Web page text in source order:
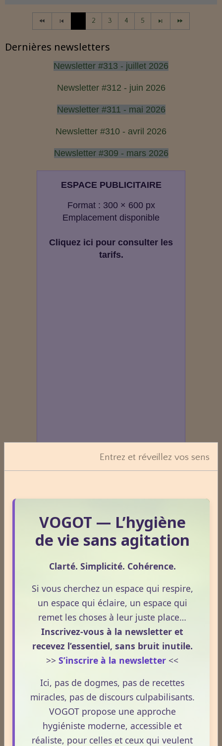
2 3 4 5
Dernières newsletters
Newsletter #313 - juillet 2026
Newsletter #312 - juin 2026
Newsletter #311 - mai 2026
Newsletter #310 - avril 2026
Newsletter #309 - mars 2026
ESPACE PUBLICITAIRE
Format : 300 × 600 px
Emplacement disponible
Cliquez ici pour consulter les
tarifs.
Le Frêne commun
Le Sens des Maux
Le monde Merveilleux du Thé
Odeurs corporelles et transpiration.
Plantes / affections
Entrez et réveillez vos sens
VOGOT — L’hygiène
de vie sans agitation
Clarté. Simplicité. Cohérence.
Si vous cherchez un espace qui respire,
un espace qui éclaire, un espace qui
remet les choses à leur juste place…
Inscrivez-vous à la newsletter et
recevez l’essentiel, sans bruit inutile.
>> S’inscrire à la newsletter <<
Ici, pas de dogmes, pas de recettes
miracles, pas de discours culpabilisants.
VOGOT propose une approche
hygiéniste moderne, accessible et
réaliste, pour celles et ceux qui veulent